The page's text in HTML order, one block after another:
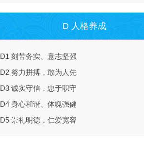
D 人格养成
D1 刻苦务实、意志坚强
D2 努力拼搏，敢为人先
D3 诚实守信，忠于职守
D4 身心和谐、体魄强健
D5 崇礼明德，仁爱宽容